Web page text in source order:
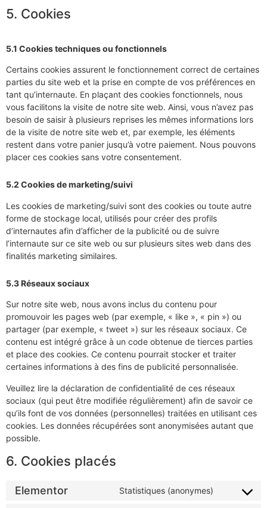
5. Cookies
5.1 Cookies techniques ou fonctionnels
Certains cookies assurent le fonctionnement correct de certaines
parties du site web et la prise en compte de vos préférences en
tant qu’internaute. En plaçant des cookies fonctionnels, nous
vous facilitons la visite de notre site web. Ainsi, vous n’avez pas
besoin de saisir à plusieurs reprises les mêmes informations lors
de la visite de notre site web et, par exemple, les éléments
restent dans votre panier jusqu’à votre paiement. Nous pouvons
placer ces cookies sans votre consentement.
5.2 Cookies de marketing/suivi
Les cookies de marketing/suivi sont des cookies ou toute autre
forme de stockage local, utilisés pour créer des profils
d’internautes afin d’afficher de la publicité ou de suivre
l’internaute sur ce site web ou sur plusieurs sites web dans des
finalités marketing similaires.
5.3 Réseaux sociaux
Sur notre site web, nous avons inclus du contenu pour
promouvoir les pages web (par exemple, « like », « pin ») ou
partager (par exemple, « tweet ») sur les réseaux sociaux. Ce
contenu est intégré grâce à un code obtenue de tierces parties
et place des cookies. Ce contenu pourrait stocker et traiter
certaines informations à des fins de publicité personnalisée.
Veuillez lire la déclaration de confidentialité de ces réseaux
sociaux (qui peut être modifiée régulièrement) afin de savoir ce
qu’ils font de vos données (personnelles) traitées en utilisant ces
cookies. Les données récupérées sont anonymisées autant que
possible.
6. Cookies placés
Elementor Statistiques (anonymes)